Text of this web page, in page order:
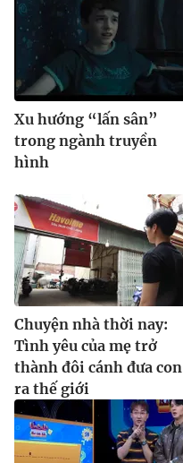
Xu hướng “lấn sân”
trong ngành truyền
hình
Chuyện nhà thời nay:
Tình yêu của mẹ trở
thành đôi cánh đưa con
ra thế giới